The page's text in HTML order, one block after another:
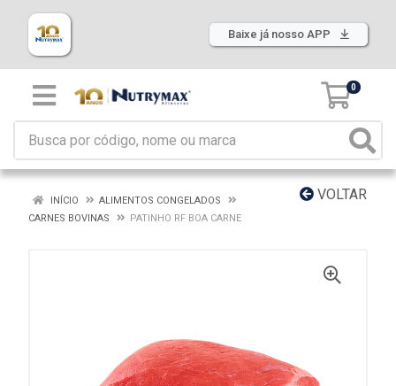
Baixe já nosso APP
0
VOLTAR
INÍCIO
ALIMENTOS CONGELADOS
CARNES BOVINAS
PATINHO RF BOA CARNE